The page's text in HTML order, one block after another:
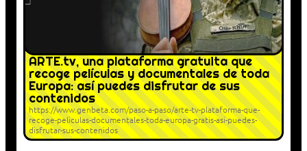
ARTE.tv, una plataforma gratuita que
recoge películas y documentales de toda
Europa: así puedes disfrutar de sus
contenidos
https://www.genbeta.com/paso-a-paso/arte-tv-plataforma-que-
recoge-peliculas-documentales-toda-europa-gratis-asi-puedes-
disfrutar-sus-contenidos